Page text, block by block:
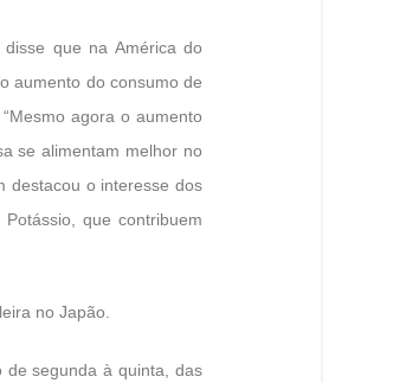
que na América do
aumento do consumo de
agora o aumento
se alimentam melhor no
destacou o interesse dos
que contribuem
no Japão.
segunda à quinta, das